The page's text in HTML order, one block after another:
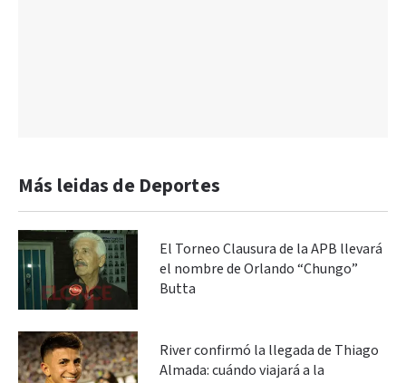
Más leidas de Deportes
El Torneo Clausura de la APB llevará
el nombre de Orlando “Chungo”
Butta
River confirmó la llegada de Thiago
Almada: cuándo viajará a la